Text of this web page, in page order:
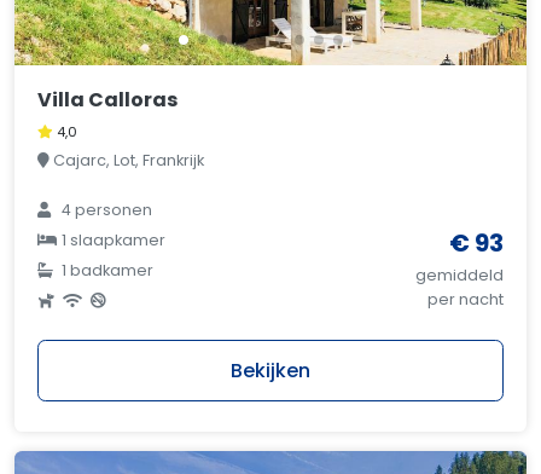
Villa Calloras
4,0
Cajarc, Lot, Frankrijk
4 personen
1 slaapkamer
1 badkamer
€ 93
gemiddeld
per nacht
Bekijken